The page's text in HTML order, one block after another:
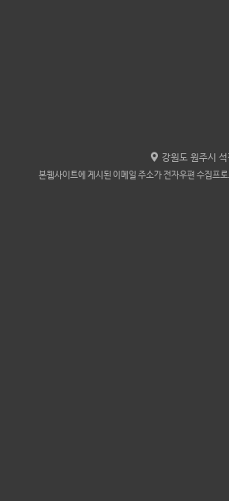
강원도 원주시
본웹사이트에 게시된 이메일 주소가 전자우편 수집프